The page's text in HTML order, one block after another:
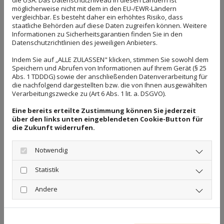
verschiedene Wellnessangebote.
Moderne freundliche Praxisräume schaffen eine
angenehme Atmosphäre. Wenn Sie einige Minuten
früher zu Ihrem Bestelltermin kommen, können Sie
sich in unserem Massagesessel auf Ihre Behandlung
einstimmen. Die Behandlungstermine sind eine
speziell für Sie reservierte Zeit. Sollten Sie einmal
verhindert sein und einen Termin nicht wahrnehmen
können, bitten wir Sie, diesen mindestens 24
Stunden vorher abzusagen. Frühzeitig abgesagte
Termine können dann anderweitig vergeben werden.
Dank unserer günstigen Lage im Ärztehaus in der
Lidicestraße befinden sich in unmittelbarer
Nachbarschaft viele andere medizinische Praxen,
unter anderem eine Allgemeinpraxis, ein Orthopäde,
möglicherweise nicht mit dem in den EU-/EWR-Ländern
vergleichbar. Es besteht daher ein erhöhtes Risiko, dass
staatliche Behörden auf diese Daten zugreifen können. Weitere
Informationen zu Sicherheitsgarantien finden Sie in den
Datenschutzrichtlinien des jeweiligen Anbieters.
Indem Sie auf „ALLE ZULASSEN" klicken, stimmen Sie sowohl dem
Speichern und Abrufen von Informationen auf Ihrem Gerät (§ 25
Abs. 1 TDDDG) sowie der anschließenden Datenverarbeitung für
die nachfolgend dargestellten bzw. die von Ihnen ausgewählten
Verarbeitungszwecke zu (Art 6 Abs. 1 lit. a. DSGVO).
Eine bereits erteilte Zustimmung können Sie jederzeit
über den links unten eingeblendeten Cookie-Button für
die Zukunft widerrufen.
Notwendig
Statistik
Andere